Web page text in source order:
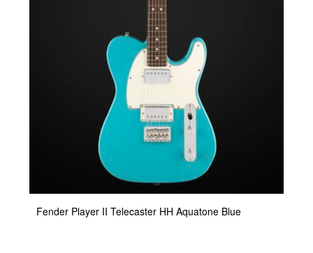
Fender Player II Telecaster HH Aquatone Blue